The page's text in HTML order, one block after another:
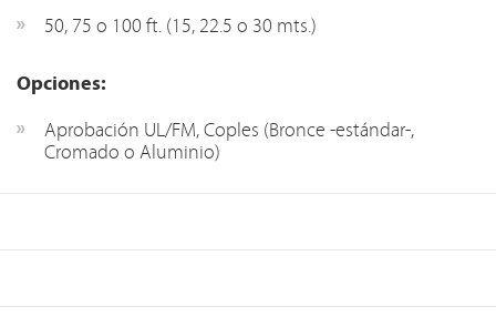
50, 75 o 100 ft. (15, 22.5 o 30 mts.)
Opciones:
Aprobación UL/FM, Coples (Bronce -estándar-,
Cromado o Aluminio)